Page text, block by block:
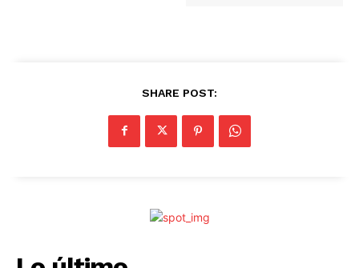
SHARE POST: